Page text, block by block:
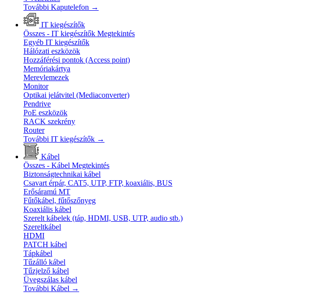
További Kaputelefon →
IT kiegészítők
Összes - IT kiegészítők Megtekintés
Egyéb IT kiegészítők
Hálózati eszközök
Hozzáférési pontok (Access point)
Memóriakártya
Merevlemezek
Monitor
Optikai jelátvitel (Mediaconverter)
Pendrive
PoE eszközök
RACK szekrény
Router
További IT kiegészítők →
Kábel
Összes - Kábel Megtekintés
Biztonságtechnikai kábel
Csavart érpár, CAT5, UTP, FTP, koaxiális, BUS
Erősáramú MT
Fűtőkábel, fűtőszőnyeg
Koaxiális kábel
Szerelt kábelek (táp, HDMI, USB, UTP, audio stb.)
Szereltkábel
HDMI
PATCH kábel
Tápkábel
Tűzálló kábel
Tűzjelző kábel
Üvegszálas kábel
További Kábel →